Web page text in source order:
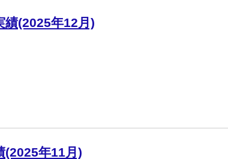
績(2025年12月)
(2025年11月)